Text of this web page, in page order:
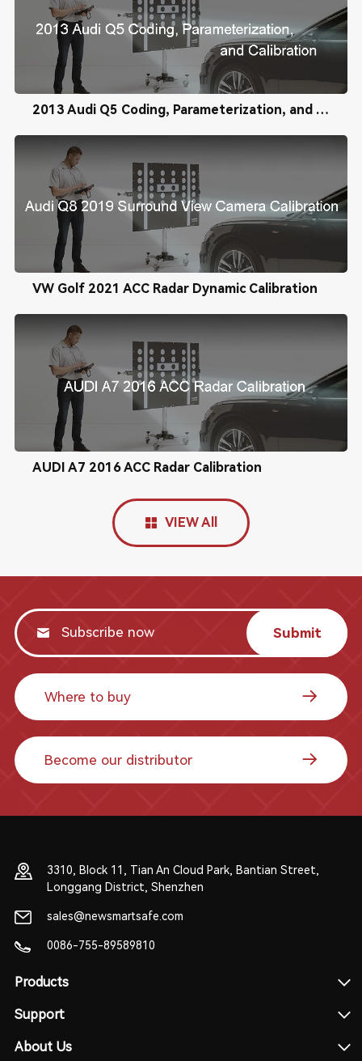
2013 Audi Q5 Coding, Parameterization, and Calibration
VW Golf 2021 ACC Radar Dynamic Calibration
AUDI A7 2016 ACC Radar Calibration
VIEW All
Submit
Where to buy
Become our distributor
3310, Block 11, Tian An Cloud Park, Bantian Street,
Longgang District, Shenzhen
sales@newsmartsafe.com
0086-755-89589810
Products
Support
About Us